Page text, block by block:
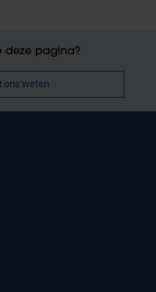
deze pagina?
ons weten